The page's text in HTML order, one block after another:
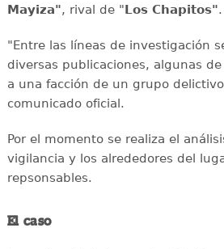
Mayiza", rival de "Los Chapitos".
"Entre las líneas de investigación
diversas publicaciones, algunas
a una facción de un grupo
comunicado oficial.
Por el momento se realiza el
vigilancia y los alrededores del
repsonsables.
El caso